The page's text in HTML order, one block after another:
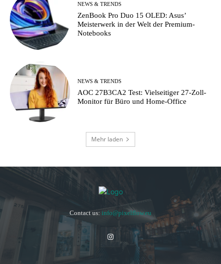
NEWS & TRENDS
ZenBook Pro Duo 15 OLED: Asus’
Meisterwerk in der Welt der Premium-
Notebooks
NEWS & TRENDS
AOC 27B3CA2 Test: Vielseitiger 27-Zoll-
Monitor für Büro und Home-Office
Mehr laden
Contact us: info@pixelflow.eu